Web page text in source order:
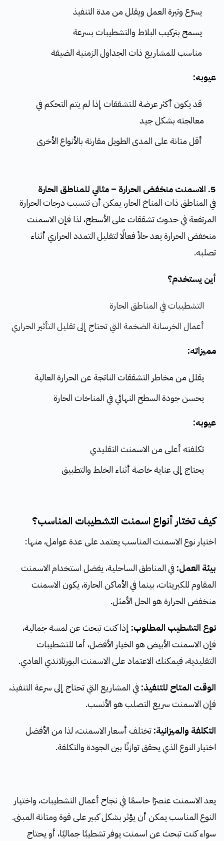
يسرّع وتيرة العمل ويقلل من مدة التنفيذ
يسمح بتركيب البلاط والتشطيبات بسرعة
مناسب للمشاريع ذات الجداول الزمنية الضيقة
عيوبه:
قد يكون أكثر عرضة للتشققات إذا لم يتم التحكم في
معالجته بشكل جيد
أقل متانة على المدى الطويل مقارنة بالأنواع الأخرى
5. الاسمنت منخفض الحرارة – مثالي للمناطق الحارة
في المناطق ذات المناخ الحار، يمكن أن تتسبب درجات الحرارة
المرتفعة في حدوث تشققات على الأسطح، لذا فإن الاسمنت
منخفض الحرارة يعد حلاً فعالًا لتقليل التمدد الحراري أثناء
تصلبه.
أين يستخدم؟
التشطيبات في المناطق الحارة
أعمال الخرسانة الضخمة التي تحتاج إلى تقليل التأثير الحراري
مميزاته:
يقلل من مخاطر التشققات الناتجة عن الحرارة العالية
يحسن جودة السطح النهائي في المناخات الحارة
عيوبه:
تكلفته أعلى من الاسمنت التقليدي
يحتاج إلى عناية خاصة أثناء الخلط والتطبيق
كيف تختار أنواع اسمنت التشطيبات المناسب؟
اختيار نوع الاسمنت المناسب يعتمد على عدة عوامل، منها:
بيئة العمل:في المناطق الساحلية، يفضل استخدام الاسمنت
المقاوم للكبريتات، بينما في الأماكن الحارة، يكون الاسمنت
منخفض الحرارة هو الحل الأمثل.
نوع التشطيب المطلوب: إذا كنت تبحث عن لمسة جمالية،
فإن الاسمنت الأبيض هو الخيار الأفضل، أما للتشطيبات
التقليدية، فيمكنك الاعتماد على الاسمنت البورتلاندي العادي.
الوقت المتاح للتنفيذ:في المشاريع التي تحتاج إلى سرعة التنفيذ،
فإن الاسمنت سريع التصلب هو الأنسب.
التكلفة والميزانية:تختلف أسعار الاسمنت، لذا من الأفضل
اختيار النوع الذي يحقق توازنًا بين الجودة والتكلفة.
يعد الاسمنت عنصرًا حاسمًا في نجاح أعمال التشطيبات، واختيار
النوع المناسب يمكن أن يؤثر بشكل كبير على قوة ومتانة المبنى.
سواء كنت تبحث عن اسمنت يوفر تشطيبًا جماليًا، أو يحتاج